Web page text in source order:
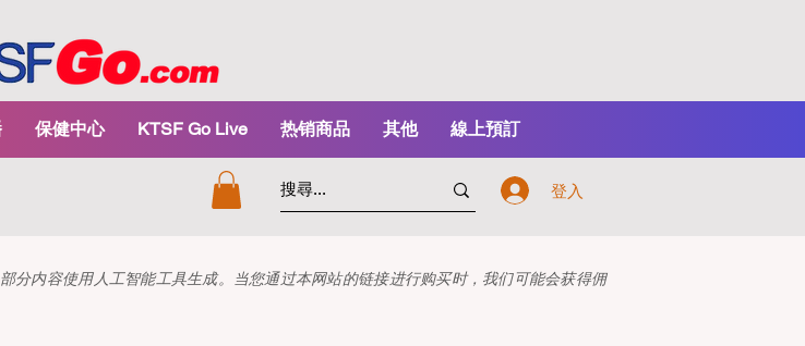
保健中心 KTSF Go Live 热销商品 其他 線上預訂
登入
分内容使用人工智能工具生成。当您通过本网站的链接进行购买时，我们可能会获得佣